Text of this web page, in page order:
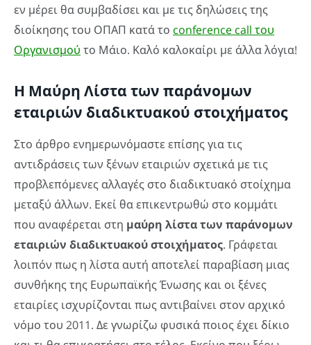
εν μέρει θα συμβαδίσει και με τις δηλώσεις της
διοίκησης του ΟΠΑΠ κατά το conference call του
Οργανισμού το Μάιο. Καλό καλοκαίρι με άλλα λόγια!
Η Μαύρη Λίστα των παράνομων
εταιριών διαδικτυακού στοιχήματος
Στο άρθρο ενημερωνόμαστε επίσης για τις
αντιδράσεις των ξένων εταιριών σχετικά με τις
προβλεπόμενες αλλαγές στο διαδικτυακό στοίχημα
μεταξύ άλλων. Εκεί θα επικεντρωθώ στο κομμάτι
που αναφέρεται στη μαύρη λίστα των παράνομων
εταιριών διαδικτυακού στοιχήματος. Γράφεται
λοιπόν πως η λίστα αυτή αποτελεί παραβίαση μιας
συνθήκης της Ευρωπαϊκής Ένωσης και οι ξένες
εταιρίες ισχυρίζονται πως αντιβαίνει στον αρχικό
νόμο του 2011. Δε γνωρίζω φυσικά ποιος έχει δίκιο